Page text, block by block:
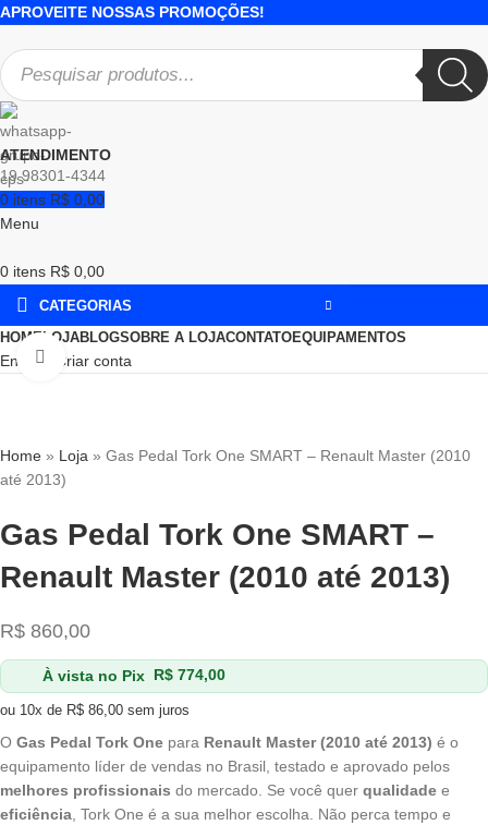
APROVEITE NOSSAS PROMOÇÕES!
ATENDIMENTO
19 98301-4344
0 itens R$ 0,00
Menu
0 itens R$ 0,00
CATEGORIAS
HOMELOJABLOGSOBRE A LOJACONTATOEQUIPAMENTOS
Entrar / Criar conta
Click to enlarge
Home » Loja » Gas Pedal Tork One SMART – Renault Master (2010
até 2013)
Gas Pedal Tork One SMART –
Renault Master (2010 até 2013)
R$ 860,00
À vista no Pix R$774,00
ou 10x de R$ 86,00 sem juros
O Gas Pedal Tork One para Renault Master (2010 até 2013) é o
equipamento líder de vendas no Brasil, testado e aprovado pelos
melhores profissionais do mercado. Se você quer qualidade e
eficiência , Tork One é a sua melhor escolha. Não perca tempo e